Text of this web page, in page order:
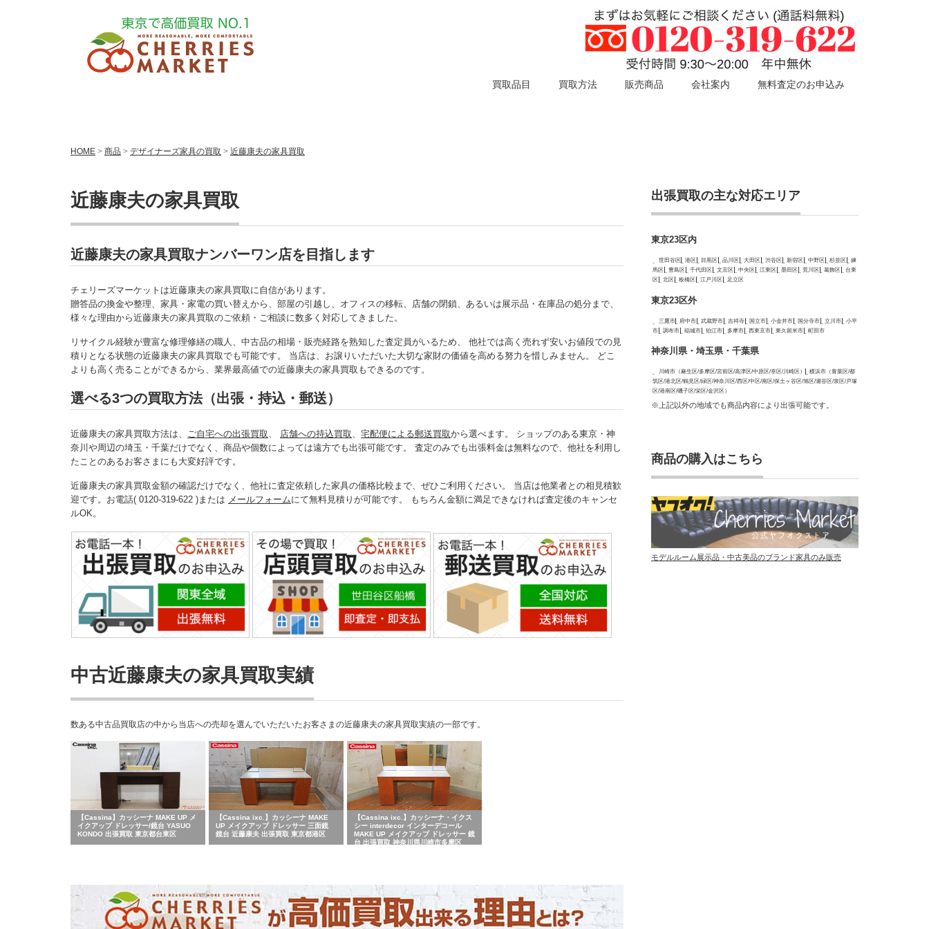
買取品目 買取方法 販売商品 会社案内 無料査定のお申込み
HOME > 商品 > デザイナーズ家具の買取 > 近藤康夫の家具買取
近藤康夫の家具買取
近藤康夫の家具買取ナンバーワン店を目指します
チェリーズマーケットは近藤康夫の家具買取に自信があります。
贈答品の換金や整理、家具・家電の買い替えから、部屋の引越し、オフィスの移転、店舗の閉鎖、あるいは展示品・在庫品の処分まで、
様々な理由から近藤康夫の家具買取のご依頼・ご相談に数多く対応してきました。
リサイクル経験が豊富な修理修繕の職人、中古品の相場・販売経路を熟知した査定員がいるため、 他社では高く売れず安いお値段での見
積りとなる状態の近藤康夫の家具買取でも可能です。 当店は、お譲りいただいた大切な家財の価値を高める努力を惜しみません。 どこ
よりも高く売ることができるから、業界最高値での近藤康夫の家具買取もできるのです。
選べる3つの買取方法（出張・持込・郵送）
近藤康夫の家具買取方法は、 ご自宅への出張買取 、 店舗への持込買取 、 宅配便による郵送買取から選べます。 ショップのある東京・神
奈川や周辺の埼玉・千葉だけでなく、商品や個数によっては遠方でも出張可能です。 査定のみでも出張料金は無料なので、他社を利用し
たことのあるお客さまにも大変好評です。
近藤康夫の家具買取金額の確認だけでなく、他社に査定依頼した家具の価格比較まで、ぜひご利用ください。 当店は他業者との相見積歓
迎です。お電話( 0120-319-622 )または メールフォームにて無料見積りが可能です。 もちろん金額に満足できなければ査定後のキャンセ
ルOK。
中古近藤康夫の家具買取実績
数ある中古品買取店の中から当店への売却を選んでいただいたお客さまの近藤康夫の家具買取実績の一部です。
【Cassina】カッシーナ MAKE UP メ
イクアップ ドレッサー/鏡台 YASUO
KONDO 出張買取 東京都台東区
【Cassina ixc.】カッシーナ MAKE
UP メイクアップ ドレッサー 三面鏡
鏡台 近藤康夫 出張買取 東京都港区
【Cassina ixc.】カッシーナ・イクス
シー interdecor インターデコール
MAKE UP メイクアップ ドレッサー 鏡
台 出張買取 神奈川県川崎市多摩区
出張買取の主な対応エリア
東京23区内
世田谷区 港区 目黒区 品川区 大田区 渋谷区 新宿区 中野区 杉並区
練
馬区
豊島区 千代田区 文京区 中央区 江東区 墨田区 荒川区 葛飾区
台東
区
北区 板橋区 江戸川区 足立区
東京23区外
三鷹市 府中市 武蔵野市 吉祥寺 国立市 小金井市 国分寺市 立川市
小平
市
調布市 稲城市 狛江市 多摩市 西東京市 東久留米市 町田市
神奈川県・埼玉県・千葉県
川崎市（麻生区/多摩区/宮前区/高津区/中原区/幸区/川崎区）
横浜市（青葉区/都
筑区/港北区/鶴見区/緑区/神奈川区/西区/中区/南区/保土ヶ谷区/旭区/瀬谷区/泉区/戸塚
区/港南区/磯子区/栄区/金沢区）
※上記以外の地域でも商品内容により出張可能です。
商品の購入はこちら
モデルルーム展示品・中古美品のブランド家具のみ販売